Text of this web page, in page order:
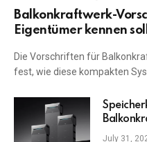
Balkonkraftwerk-
Eigentümer kennen
Die Vorschriften für
fest, wie diese kompakten
July 31,